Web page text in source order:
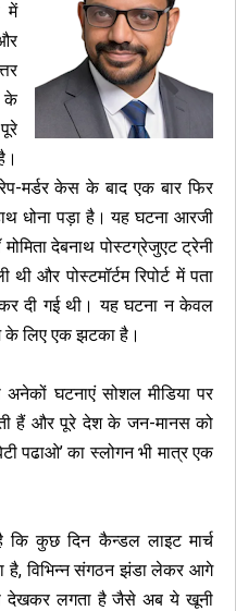
में
के
मर्डर केस के बाद एक बार फिर
धोना पड़ा है। यह घटना आरजी
देबनाथ पोस्टग्रेजुएट ट्रेनी
और पोस्टमॉर्टम रिपोर्ट में पता
दी गई थी। यह घटना न केवल
के लिए एक झटका है।
घटनाएं सोशल मीडिया पर
हैं और पूरे देश के जन-मानस को
पढाओ’ का स्लोगन भी मात्र एक
कुछ दिन कैन्डल लाइट मार्च
है, विभिन्न संगठन झंडा लेकर आगे
देखकर लगता है जैसे अब ये खूनी